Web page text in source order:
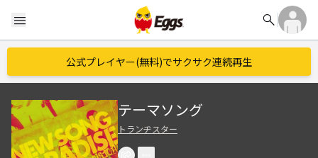
menu search
公式プレイヤー(無料)でサクサク連続再生
テーマソング
トランヂスター